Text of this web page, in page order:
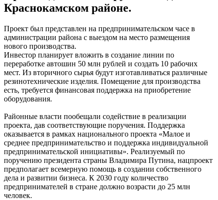
Краснокамском районе.
Проект был представлен на предпринимательском часе в
администрации района с выездом на место размещения
нового производства.
Инвестор планирует вложить в создание линии по
переработке автошин 50 млн рублей и создать 10 рабочих
мест. Из вторичного сырья будут изготавливаться различные
резинотехнические изделия. Помещение для производства
есть, требуется финансовая поддержка на приобретение
оборудования.
Районные власти пообещали содействие в реализации
проекта, дав соответствующие поручения. Поддержка
оказывается в рамках национального проекта «Малое и
среднее предпринимательство и поддержка индивидуальной
предпринимательской инициативы». Реализуемый по
поручению президента страны Владимира Путина, нацпроект
предполагает всемерную помощь в создании собственного
дела и развитии бизнеса. К 2030 году количество
предпринимателей в стране должно возрасти до 25 млн
человек.